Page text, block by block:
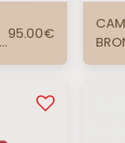
95.00€
ORO